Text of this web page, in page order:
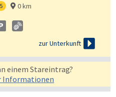
5  0 km
zur Unterkunft 
einem Stareintrag?
Informationen